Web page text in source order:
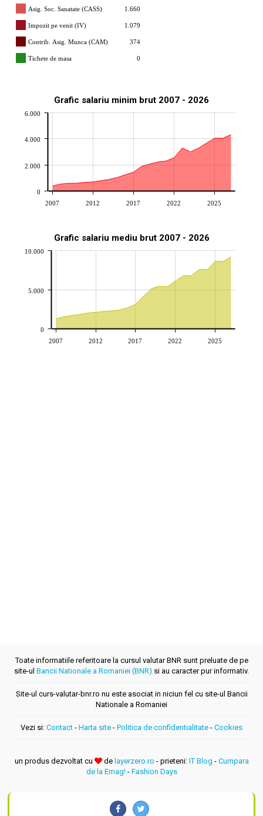
Asig. Soc. Sanatate (CASS) 1.660
Impozit pe venit (IV) 1.079
Contrib. Asig. Munca (CAM) 374
Tichete de masa 0
Grafic salariu minim brut 2007 - 2026
2007 2012 2017 2022 2025
0
2.000
4.000
6.000
Grafic salariu mediu brut 2007 - 2026
2007 2012 2017 2022 2025
0
5.000
10.000
Toate informatiile referitoare la cursul valutar BNR sunt preluate de pe
site-ul Bancii Nationale a Romaniei (BNR) si au caracter pur informativ.
Site-ul curs-valutar-bnr.ro nu este asociat in niciun fel cu site-ul Bancii
Nationale a Romaniei
Vezi si: Contact - Harta site - Politica de confidentialitate - Cookies
un produs dezvoltat cu de layerzero.ro - prieteni: IT Blog - Cumpara
de la Emag!- Fashion Days